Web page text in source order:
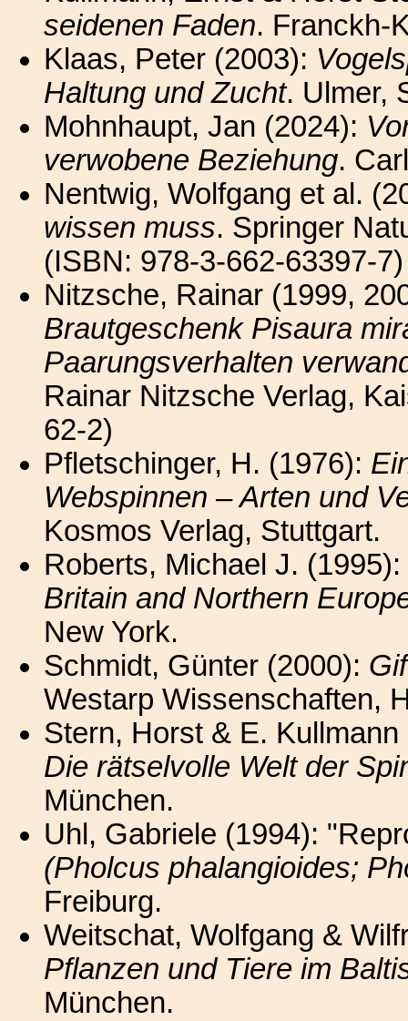
seidenen Faden. Franckh-
Klaas, Peter (2003):
Haltung und Zucht. Ulmer,
Mohnhaupt, Jan (2024):
verwobene Beziehung.
Nentwig, Wolfgang et al.
wissen muss. Springer
(ISBN: 978-3-662-63397-7)
Nitzsche, Rainar (1999,
Brautgeschenk Pisaura
Paarungsverhalten
Rainar Nitzsche Verlag,
62-2)
Pfletschinger, H. (1976):
Webspinnen – Arten und
Kosmos Verlag, Stuttgart.
Roberts, Michael J. (1995):
Britain and Northern
New York.
Schmidt, Günter (2000):
Westarp Wissenschaften,
Stern, Horst & E.
Die rätselvolle Welt der
München.
Uhl, Gabriele (1994):
(Pholcus phalangioides;
Freiburg.
Weitschat, Wolfgang &
Pflanzen und Tiere im
München.